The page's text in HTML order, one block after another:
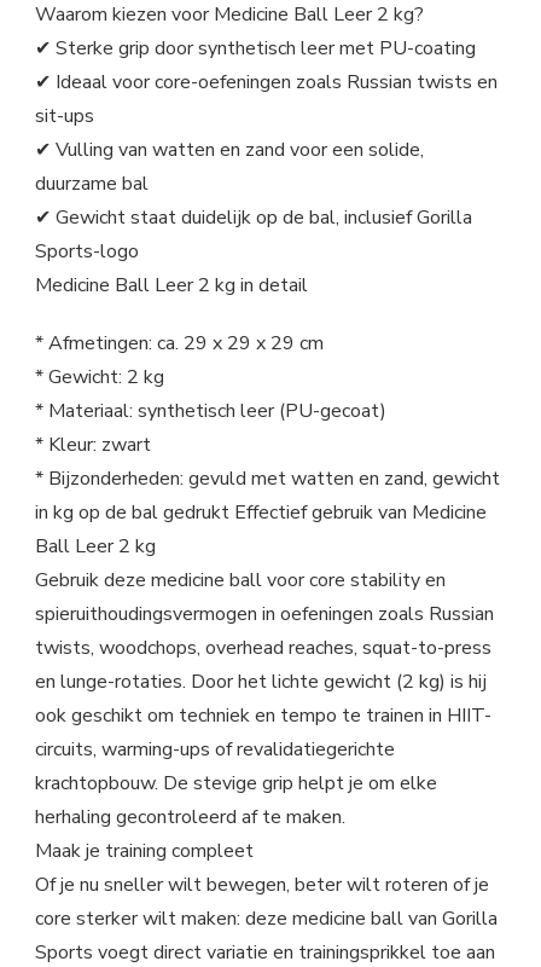
Waarom kiezen voor Medicine Ball Leer 2 kg?
✔ Sterke grip door synthetisch leer met PU-coating
✔ Ideaal voor core-oefeningen zoals Russian twists en
sit-ups
✔ Vulling van watten en zand voor een solide,
duurzame bal
✔ Gewicht staat duidelijk op de bal, inclusief Gorilla
Sports-logo
Medicine Ball Leer 2 kg in detail
* Afmetingen: ca. 29 x 29 x 29 cm
* Gewicht: 2 kg
* Materiaal: synthetisch leer (PU-gecoat)
* Kleur: zwart
* Bijzonderheden: gevuld met watten en zand, gewicht
in kg op de bal gedrukt Effectief gebruik van Medicine
Ball Leer 2 kg
Gebruik deze medicine ball voor core stability en
spieruithoudingsvermogen in oefeningen zoals Russian
twists, woodchops, overhead reaches, squat-to-press
en lunge-rotaties. Door het lichte gewicht (2 kg) is hij
ook geschikt om techniek en tempo te trainen in HIIT-
circuits, warming-ups of revalidatiegerichte
krachtopbouw. De stevige grip helpt je om elke
herhaling gecontroleerd af te maken.
Maak je training compleet
Of je nu sneller wilt bewegen, beter wilt roteren of je
core sterker wilt maken: deze medicine ball van Gorilla
Sports voegt direct variatie en trainingsprikkel toe aan